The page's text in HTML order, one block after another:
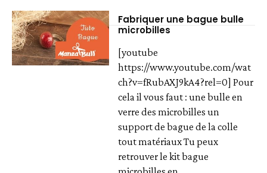
Fabriquer une bague bulle
microbilles
[youtube
https://www.youtube.com/wat
ch?v=fRubAXJ9kA4?rel=0] Pour
cela il vous faut : une bulle en
verre des microbilles un
support de bague de la colle
tout matériaux Tu peux
retrouver le kit bague